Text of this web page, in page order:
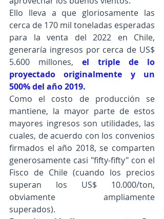
Ello lleva a que gloriosamente las
cerca de 170 mil toneladas esperadas
para la venta del 2022 en Chile,
generaría ingresos por cerca de US$
5.600 millones, el triple de lo
proyectado originalmente y un
500% del año 2019.
Como el costo de producción se
mantiene, la mayor parte de estos
mayores ingresos son utilidades, las
cuales, de acuerdo con los convenios
firmados el año 2018, se comparten
generosamente casi "fifty-fifty" con el
Fisco de Chile (cuando los precios
superan los US$ 10.000/ton,
obviamente ampliamente
superados).